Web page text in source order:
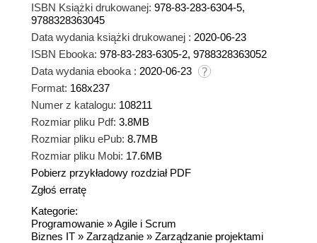
ISBN Książki drukowanej: 978-83-283-6304-5,
9788328363045
Data wydania książki drukowanej : 2020-06-23
ISBN Ebooka: 978-83-283-6305-2, 9788328363052
Data wydania ebooka : 2020-06-23
Format: 168x237
Numer z katalogu: 108211
Rozmiar pliku Pdf: 3.8MB
Rozmiar pliku ePub: 8.7MB
Rozmiar pliku Mobi: 17.6MB
Pobierz przykładowy rozdział PDF
Zgłoś erratę
Kategorie:
Programowanie »Agile i Scrum
Biznes IT » Zarządzanie » Zarządzanie projektami